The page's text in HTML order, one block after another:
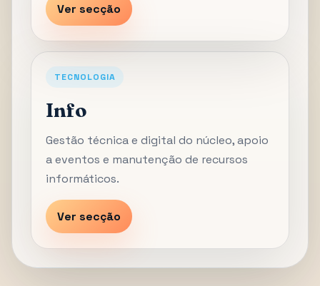
Ver secção
TECNOLOGIA
Info
Gestão técnica e digital do núcleo, apoio
a eventos e manutenção de recursos
informáticos.
Ver secção